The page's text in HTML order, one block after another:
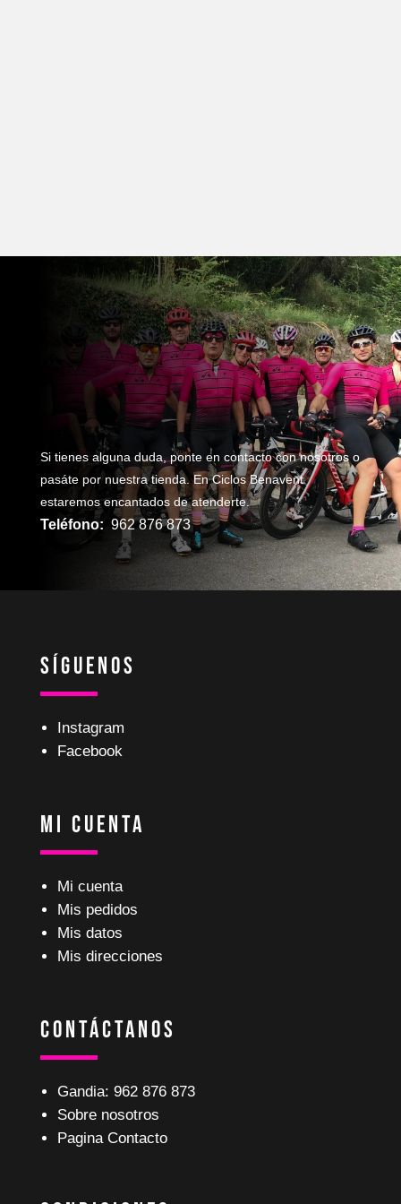
¿NecesitaS reparaR
TU bicicleta?
Si tienes alguna duda, ponte en contacto con nosotros o
pasáte por nuestra tienda. En Ciclos Benavent
estaremos encantados de atenderte.
Teléfono: 962 876 873
Síguenos
Instagram
Facebook
Mi Cuenta
Mi cuenta
Mis pedidos
Mis datos
Mis direcciones
Contáctanos
Gandia: 962 876 873
Sobre nosotros
Pagina Contacto